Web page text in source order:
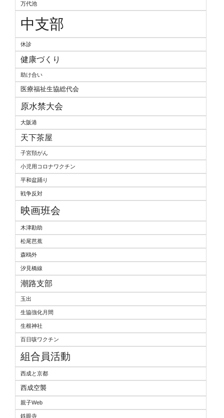
万代池
中支部
休診
健康づくり
助け合い
医療福祉生協総代会
原水禁大会
大阪港
天下茶屋
子宮頚がん
小児用コロナワクチン
平和盆踊り
戦争反対
映画班会
木津勘助
松尾芭蕉
森鴎外
汐見橋線
潮路支部
玉出
生協強化月間
生根神社
百日咳ワクチン
組合員活動
西成と京都
西成空襲
親子Web
鉄眼寺